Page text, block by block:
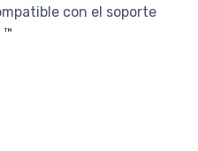
con el soporte
™